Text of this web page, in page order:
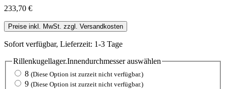
233,70 €
Preise inkl. MwSt. zzgl. Versandkosten
Sofort verfügbar, Lieferzeit: 1-3 Tage
Rillenkugellager.Innendurchmesserauswählen
8 (Diese Option ist zurzeit nicht verfügbar.)
9 (Diese Option ist zurzeit nicht verfügbar.)